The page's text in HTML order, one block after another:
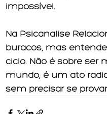
impossível.
Na Psicanalise
buracos, mas
ciclo. Não é sobre ser
mundo; é um ato
sem precisar se